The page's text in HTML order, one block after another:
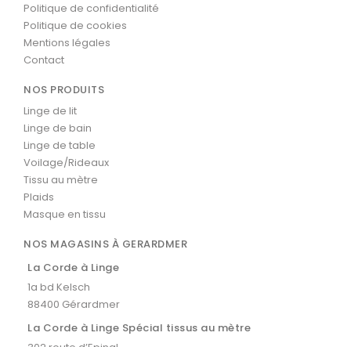
Politique de confidentialité
Politique de cookies
Mentions légales
Contact
NOS PRODUITS
Linge de lit
Linge de bain
Linge de table
Voilage/Rideaux
Tissu au mètre
Plaids
Masque en tissu
NOS MAGASINS À GERARDMER
La Corde à Linge
1a bd Kelsch
88400 Gérardmer
La Corde à Linge Spécial tissus au mètre